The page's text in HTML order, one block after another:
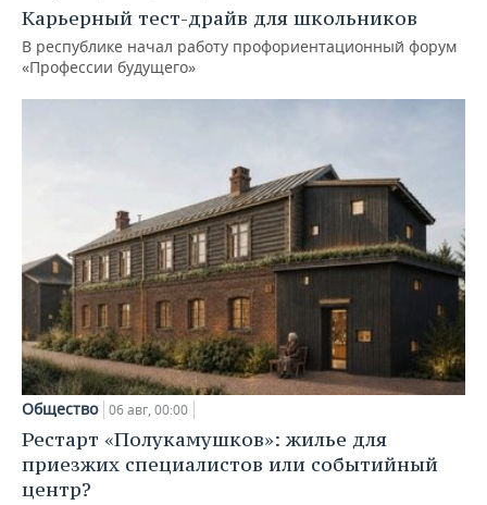
Карьерный тест-драйв для школьников
В республике начал работу профориентационный форум
«Профессии будущего»
Общество 06 авг, 00:00
Рестарт «Полукамушков»: жилье для
приезжих специалистов или событийный
центр?